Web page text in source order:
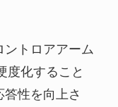
トロアアーム
度化すること
性を向上さ